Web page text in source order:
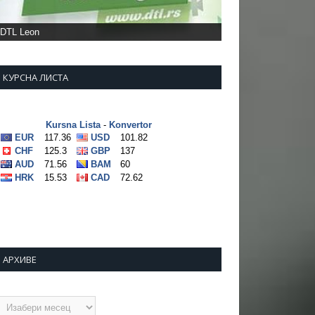
КУРСНА ЛИСТА
АРХИВЕ